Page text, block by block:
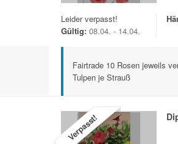
Leider verpasst!
Gültig: 08.04. - 14.04.
Fairtrade 10 Rosen jeweils
Tulpen je Strauß
Verpasst!